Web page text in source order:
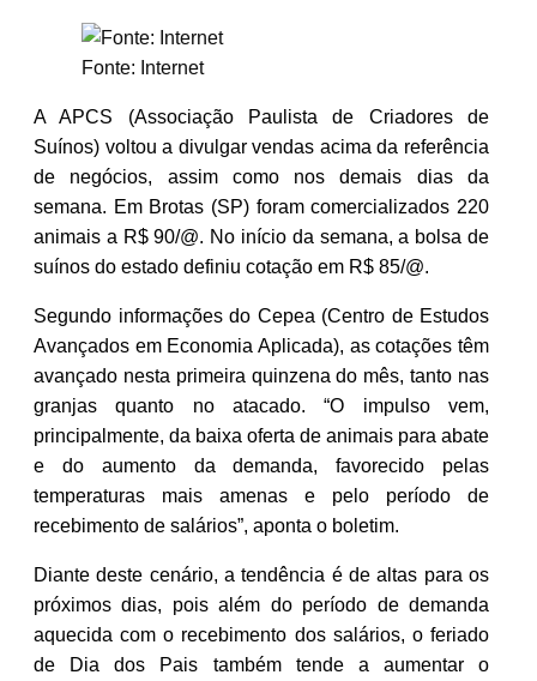
Fonte: Internet
A APCS (Associação Paulista de Criadores de
Suínos) voltou a divulgar vendas acima da referência
de negócios, assim como nos demais dias da
semana. Em Brotas (SP) foram comercializados 220
animais a R$ 90/@. No início da semana, a bolsa de
suínos do estado definiu cotação em R$ 85/@.
Segundo informações do Cepea (Centro de Estudos
Avançados em Economia Aplicada), as cotações têm
avançado nesta primeira quinzena do mês, tanto nas
granjas quanto no atacado. “O impulso vem,
principalmente, da baixa oferta de animais para abate
e do aumento da demanda, favorecido pelas
temperaturas mais amenas e pelo período de
recebimento de salários”, aponta o boletim.
Diante deste cenário, a tendência é de altas para os
próximos dias, pois além do período de demanda
aquecida com o recebimento dos salários, o feriado
de Dia dos Pais também tende a aumentar o